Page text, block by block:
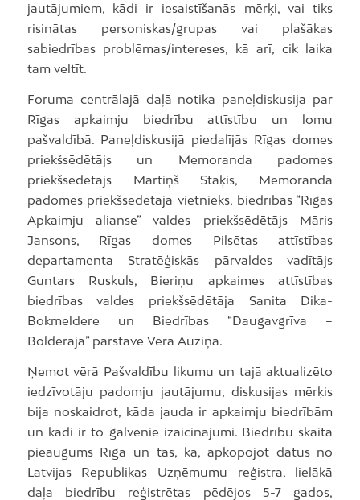
jautājumiem, kādi ir iesaistīšanās mērķi, vai tiks
risinātas personiskas/grupas vai plašākas
sabiedrības problēmas/intereses, kā arī, cik laika
tam veltīt.
Foruma centrālajā daļā notika paneļdiskusija par
Rīgas apkaimju biedrību attīstību un lomu
pašvaldībā. Paneļdiskusijā piedalījās Rīgas domes
priekšsēdētājs un Memoranda padomes
priekšsēdētājs Mārtiņš Staķis, Memoranda
padomes priekšsēdētāja vietnieks, biedrības “Rīgas
Apkaimju alianse” valdes priekšsēdētājs Māris
Jansons, Rīgas domes Pilsētas attīstības
departamenta Stratēģiskās pārvaldes vadītājs
Guntars Ruskuls, Bieriņu apkaimes attīstības
biedrības valdes priekšsēdētāja Sanita Dika-
Bokmeldere un Biedrības “Daugavgrīva –
Bolderāja” pārstāve Vera Auziņa.
Ņemot vērā Pašvaldību likumu un tajā aktualizēto
iedzīvotāju padomju jautājumu, diskusijas mērķis
bija noskaidrot, kāda jauda ir apkaimju biedrībām
un kādi ir to galvenie izaicinājumi. Biedrību skaita
pieaugums Rīgā un tas, ka, apkopojot datus no
Latvijas Republikas Uzņēmumu reģistra, lielākā
daļa biedrību reģistrētas pēdējos 5-7 gados,